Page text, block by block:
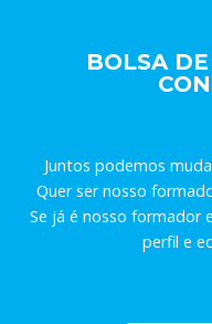
BOLSA
Juntos podemos
Quer ser nosso
Se já é nosso formador
perfil e